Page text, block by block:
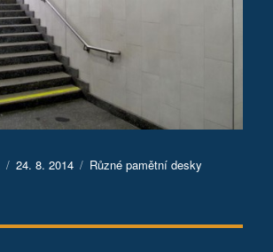
Publikováno:
24. 8. 2014 Rubriky:
Různé pamětní desky